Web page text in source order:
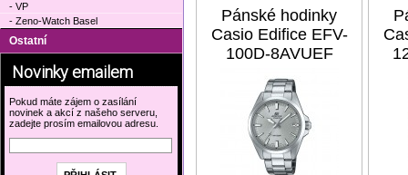
Pánské hodinky
Casio Edifice EFV-
100D-8AVUEF
- VP
- Zeno-Watch Basel
Ostatní
Novinky emailem
Pokud máte zájem o zasílání
novinek a akcí z našeho serveru,
zadejte prosím emailovou adresu.